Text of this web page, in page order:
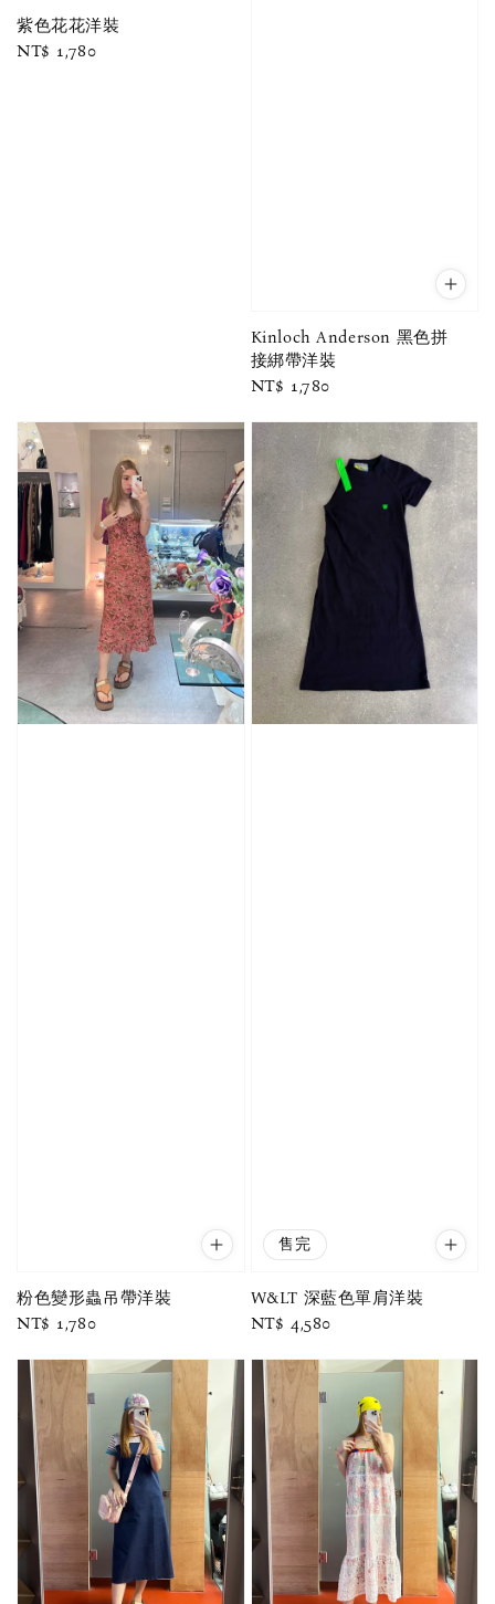
紫色花花洋裝
Regular
NT$ 1,780
Kinloch Anderson 黑色拼
接綁帶洋裝
Regular
NT$ 1,780
粉色變形蟲吊帶洋裝
Regular
NT$ 1,780
售完
W&LT 深藍色單肩洋裝
Regular
NT$ 4,580